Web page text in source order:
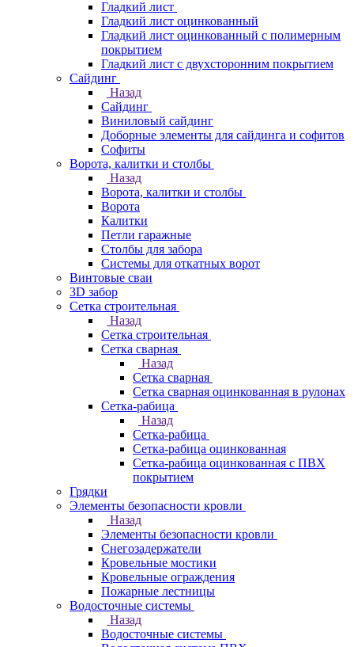
Гладкий лист
Гладкий лист оцинкованный
Гладкий лист оцинкованный с полимерным
покрытием
Гладкий лист с двухсторонним покрытием
Сайдинг
Назад
Сайдинг
Виниловый сайдинг
Доборные элементы для сайдинга и софитов
Софиты
Ворота, калитки и столбы
Назад
Ворота, калитки и столбы
Ворота
Калитки
Петли гаражные
Столбы для забора
Системы для откатных ворот
Винтовые сваи
3D забор
Сетка строительная
Назад
Сетка строительная
Сетка сварная
Назад
Сетка сварная
Сетка сварная оцинкованная в рулонах
Сетка-рабица
Назад
Сетка-рабица
Сетка-рабица оцинкованная
Сетка-рабица оцинкованная с ПВХ
покрытием
Грядки
Элементы безопасности кровли
Назад
Элементы безопасности кровли
Снегозадержатели
Кровельные мостики
Кровельные ограждения
Пожарные лестницы
Водосточные системы
Назад
Водосточные системы